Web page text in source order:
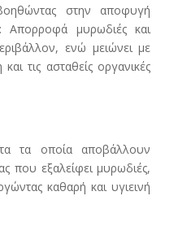
στην αποφυγή
: Απορροφά μυρωδιές και
ενώ μειώνει με
τις ασταθείς οργανικές
τα οποία αποβάλλουν
που εξαλείφει μυρωδιές,
καθαρή και υγιεινή